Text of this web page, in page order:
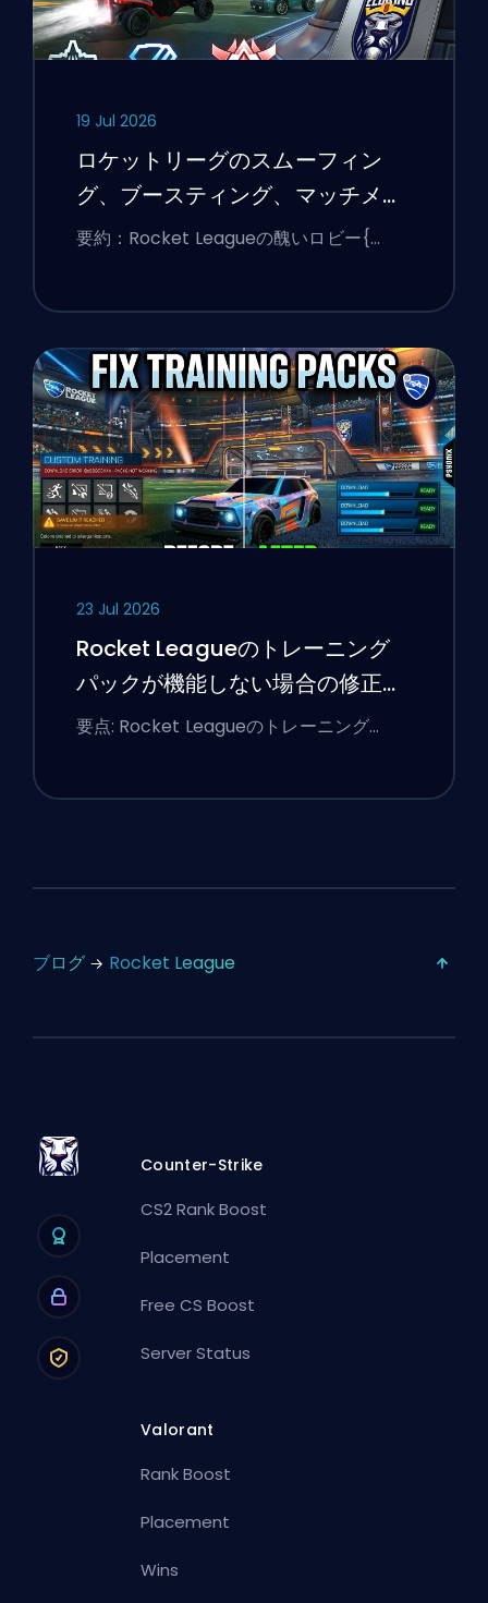
19 Jul 2026
ロケットリーグのスムーフィン
グ、ブースティング、マッチメイ
キングの説明
要約：Rocket Leagueの醜いロビー{…
23 Jul 2026
Rocket Leagueのトレーニング
パックが機能しない場合の修正方
法
要点: Rocket Leagueのトレーニング…
ブログ Rocket League
Counter-Strike
CS2 Rank Boost
Placement
Free CS Boost
Server Status
Valorant
Rank Boost
Placement
Wins